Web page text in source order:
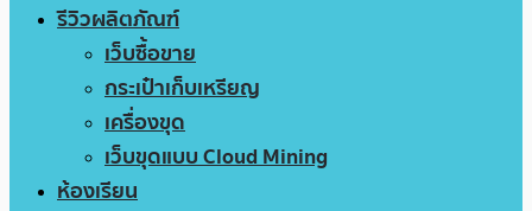
รีวิวผลิตภัณฑ์
เว็บซื้อขาย
กระเป๋าเก็บเหรียญ
เครื่องขุด
เว็บขุดแบบ Cloud Mining
ห้องเรียน